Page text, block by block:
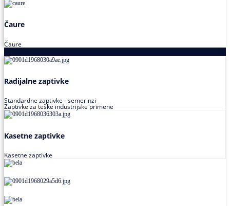
Čaure
Čaure
Radijalne zaptivke
Standardne zaptivke - semerinzi
Zaptivke za teške industrijske primene
Kasetne zaptivke
Kasetne zaptivke